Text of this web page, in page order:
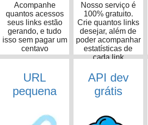
Acompanhe
quantos acessos
seus links estão
gerando, e tudo
isso sem pagar um
centavo
Nosso serviço é
100% gratuito.
Crie quantos links
desejar, além de
poder acompanhar
estatísticas de
cada link
URL
pequena
API dev
grátis